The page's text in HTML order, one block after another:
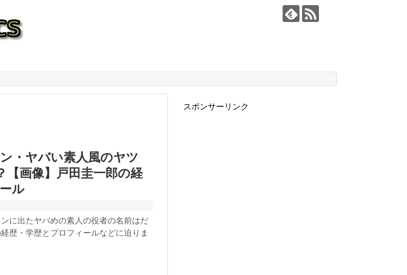
・ヤバい素人風のヤツ
【画像】戸田圭一郎の経
ル
に出たヤバめの素人の役者の名前はだ
歴・学歴とプロフィールなどに迫りま
スポンサーリンク